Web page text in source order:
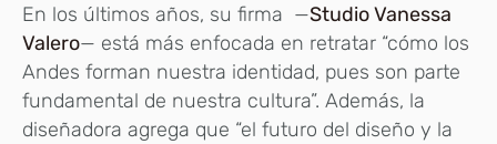
En los últimos años, su firma —Studio Vanessa
Valero— está más enfocada en retratar “cómo los
Andes forman nuestra identidad, pues son parte
fundamental de nuestra cultura”. Además, la
diseñadora agrega que “el futuro del diseño y la